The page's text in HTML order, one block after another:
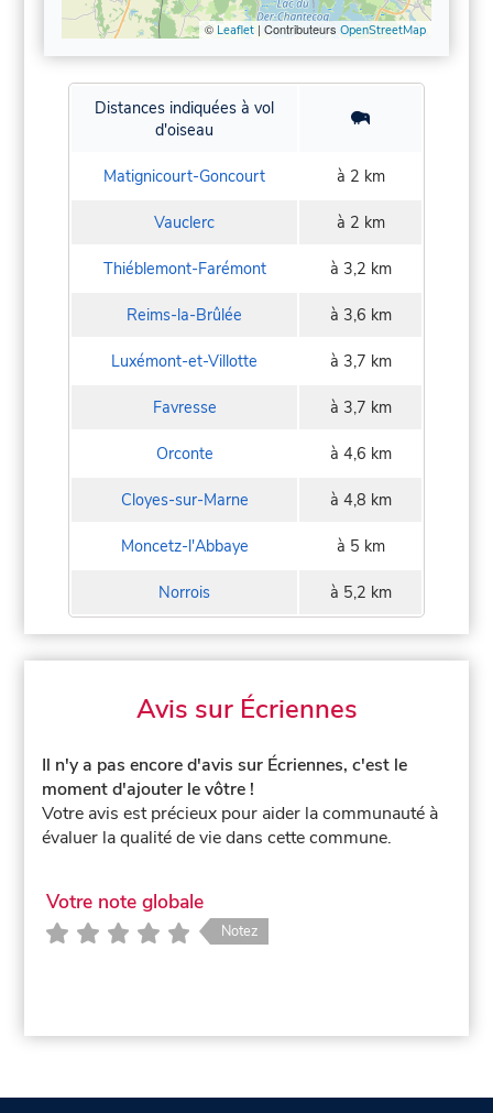
© Leaflet| Contributeurs OpenStreetMap
Distances indiquées à vol
d'oiseau
Matignicourt-Goncourt à 2 km
Vauclerc à 2 km
Thiéblemont-Farémont à 3,2 km
Reims-la-Brûlée à 3,6 km
Luxémont-et-Villotte à 3,7 km
Favresse à 3,7 km
Orconte à 4,6 km
Cloyes-sur-Marne à 4,8 km
Moncetz-l'Abbaye à 5 km
Norrois à 5,2 km
Avis sur Écriennes
Il n'y a pas encore d'avis sur Écriennes, c'est le
moment d'ajouter le vôtre !
Votre avis est précieux pour aider la communauté à
évaluer la qualité de vie dans cette commune.
Votre note globale
Notez